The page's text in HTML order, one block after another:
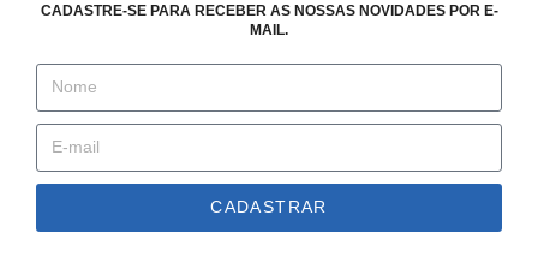
CADASTRE-SE PARA RECEBER AS NOSSAS NOVIDADES POR E-
MAIL.
CADASTRAR